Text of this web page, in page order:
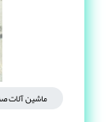
ماشین آلات